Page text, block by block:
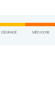
DÉGRADÉ MÉDIOCRE